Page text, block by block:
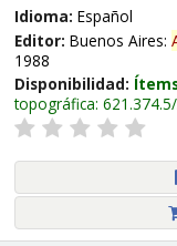
Idioma: Español
Editor: Buenos Aires:
1988
Disponibilidad:
topográfica: